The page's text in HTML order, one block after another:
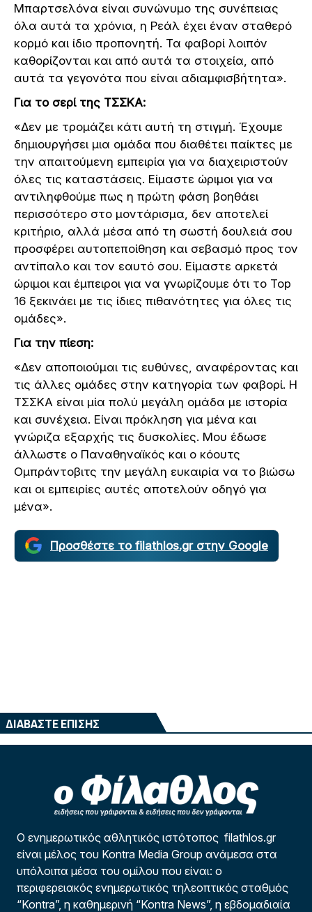
Μπαρτσελόνα είναι συνώνυμο της συνέπειας
όλα αυτά τα χρόνια, η Ρεάλ έχει έναν σταθερό
κορμό και ίδιο προπονητή. Τα φαβορί λοιπόν
καθορίζονται και από αυτά τα στοιχεία, από
αυτά τα γεγονότα που είναι αδιαμφισβήτητα».
Για το σερί της ΤΣΣΚΑ:
«Δεν με τρομάζει κάτι αυτή τη στιγμή. Έχουμε
δημιουργήσει μια ομάδα που διαθέτει παίκτες με
την απαιτούμενη εμπειρία για να διαχειριστούν
όλες τις καταστάσεις. Είμαστε ώριμοι για να
αντιληφθούμε πως η πρώτη φάση βοηθάει
περισσότερο στο μοντάρισμα, δεν αποτελεί
κριτήριο, αλλά μέσα από τη σωστή δουλειά σου
προσφέρει αυτοπεποίθηση και σεβασμό προς τον
αντίπαλο και τον εαυτό σου. Είμαστε αρκετά
ώριμοι και έμπειροι για να γνωρίζουμε ότι το Top
16 ξεκινάει με τις ίδιες πιθανότητες για όλες τις
ομάδες».
Για την πίεση:
«Δεν αποποιούμαι τις ευθύνες, αναφέροντας και
τις άλλες ομάδες στην κατηγορία των φαβορί. Η
ΤΣΣΚΑ είναι μία πολύ μεγάλη ομάδα με ιστορία
και συνέχεια. Είναι πρόκληση για μένα και
γνώριζα εξαρχής τις δυσκολίες. Μου έδωσε
άλλωστε ο Παναθηναϊκός και ο κόουτς
Ομπράντοβιτς την μεγάλη ευκαιρία να το βιώσω
και οι εμπειρίες αυτές αποτελούν οδηγό για
μένα».
Προσθέστε το filathlos.gr στην Google
ΔΙΑΒΑΣΤΕ ΕΠΙΣΗΣ
Ο ενημερωτικός αθλητικός ιστότοπος filathlos.gr
είναι μέλος του Kontra Media Group ανάμεσα στα
υπόλοιπα μέσα του ομίλου που είναι: ο
περιφερειακός ενημερωτικός τηλεοπτικός σταθμός
“Kontra”, η καθημερινή “Kontra News”, η εβδομαδιαία